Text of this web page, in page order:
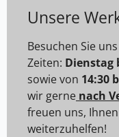
Unsere
Besuchen Sie
Zeiten: Dienstag
sowie von 14:30
wir gerne nach
freuen uns,
weiterzuhelfen!